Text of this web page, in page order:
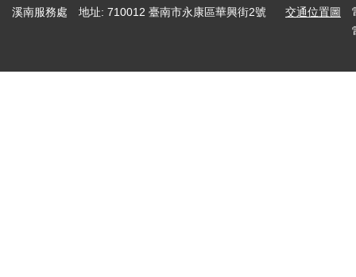
溪南服務處
地址: 710012 臺南市永康區華興街2號 交通位置圖